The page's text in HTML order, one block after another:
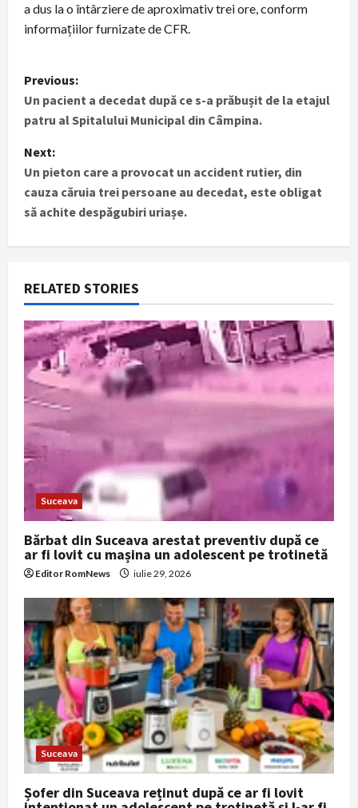
a dus la o întârziere de aproximativ trei ore, conform
informațiilor furnizate de CFR.
P
o
s
t
n
a
v
i
g
a
t
i
o
n
Previous:
Un pacient a decedat după ce s-a prăbușit de la etajul
patru al Spitalului Municipal din Câmpina.
Next:
Un pieton care a provocat un accident rutier, din
cauza căruia trei persoane au decedat, este obligat
să achite despăgubiri uriașe.
RELATED STORIES
Suceava
Bărbat din Suceava arestat preventiv după ce
ar fi lovit cu mașina un adolescent pe trotinetă
Editor RomNews iulie 29, 2026
Suceava
Șofer din Suceava reținut după ce ar fi lovit